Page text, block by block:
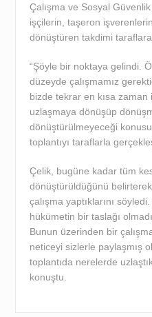
Çalışma ve Sosyal
işçilerin, taşeron
dönüştüren takdimi taraflara
“Şöyle bir noktaya gelindi.
düzeyde çalışmamız
bizde tekrar en kısa
uzlaşmaya dönüşüp
dönüştürülmeyeceği
toplantıyı taraflarla
Çelik, bugüne kadar tüm
dönüştürüldüğünü
çalışma yaptıklarını
hükümetin bir taslağı
Bunun üzerinden bir
neticeyi sizlerle paylaşmış
toplantıda nerelerde
konuştu.